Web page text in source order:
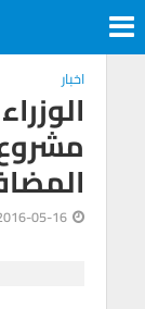
اخبار
05-16